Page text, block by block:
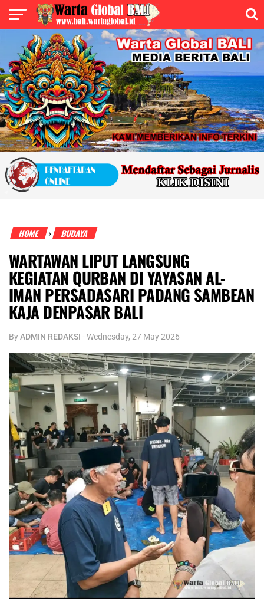
HOME › BUDAYA
WARTAWAN LIPUT LANGSUNG
KEGIATAN QURBAN DI YAYASAN AL-
IMAN PERSADASARI PADANG SAMBEAN
KAJA DENPASAR BALI
ByADMIN REDAKSI -Wednesday, 27 May 2026